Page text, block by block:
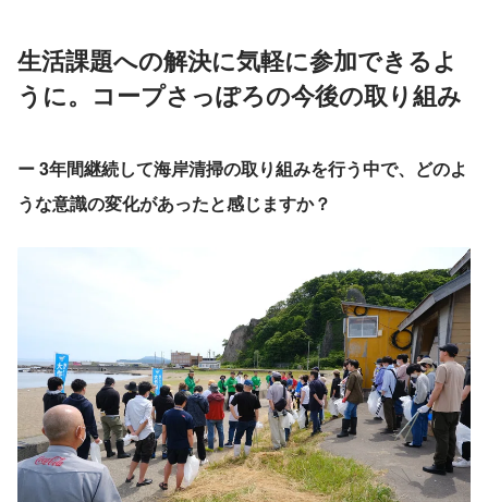
生活課題への解決に気軽に参加できるよ
うに。コープさっぽろの今後の取り組み
ー 3年間継続して海岸清掃の取り組みを行う中で、どのよ
うな意識の変化があったと感じますか？